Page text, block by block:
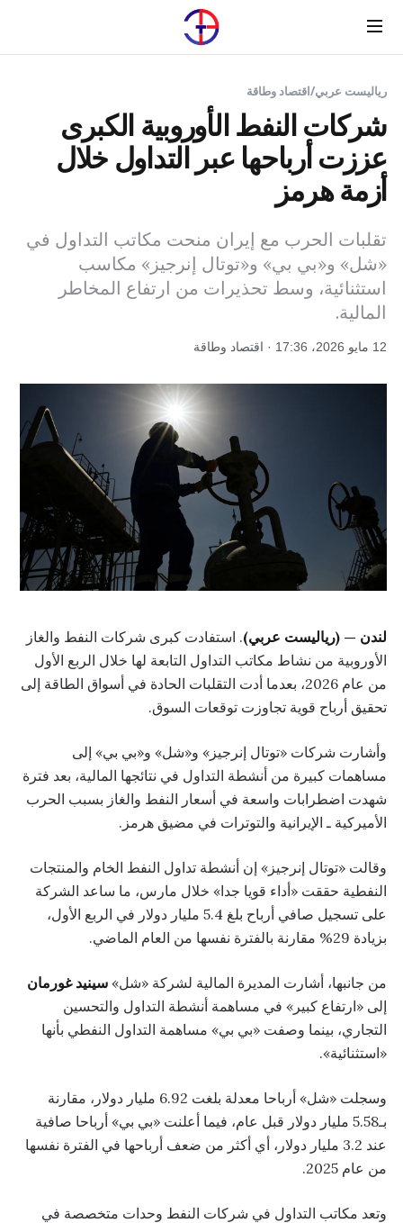
Menu
رياليست عربي/اقتصاد وطاقة
شركات النفط الأوروبية الكبرى
عززت أرباحها عبر التداول خلال
أزمة هرمز
تقلبات الحرب مع إيران منحت مكاتب التداول في
«شل» و«بي بي» و«توتال إنرجيز» مكاسب
استثنائية، وسط تحذيرات من ارتفاع المخاطر
المالية.
12 مايو 2026، 17:36 · اقتصاد وطاقة
لندن — (رياليست عربي). استفادت كبرى شركات النفط والغاز
الأوروبية من نشاط مكاتب التداول التابعة لها خلال الربع الأول
من عام 2026، بعدما أدت التقلبات الحادة في أسواق الطاقة إلى
تحقيق أرباح قوية تجاوزت توقعات السوق.
وأشارت شركات «توتال إنرجيز» و«شل» و«بي بي» إلى
مساهمات كبيرة من أنشطة التداول في نتائجها المالية، بعد فترة
شهدت اضطرابات واسعة في أسعار النفط والغاز بسبب الحرب
الأميركية ـ الإيرانية والتوترات في مضيق هرمز.
وقالت «توتال إنرجيز» إن أنشطة تداول النفط الخام والمنتجات
النفطية حققت «أداء قويا جدا» خلال مارس، ما ساعد الشركة
على تسجيل صافي أرباح بلغ 5.4 مليار دولار في الربع الأول،
بزيادة 29% مقارنة بالفترة نفسها من العام الماضي.
من جانبها، أشارت المديرة المالية لشركة «شل» سينيد غورمان
إلى «ارتفاع كبير» في مساهمة أنشطة التداول والتحسين
التجاري، بينما وصفت «بي بي» مساهمة التداول النفطي بأنها
«استثنائية».
وسجلت «شل» أرباحا معدلة بلغت 6.92 مليار دولار، مقارنة
بـ5.58 مليار دولار قبل عام، فيما أعلنت «بي بي» أرباحا صافية
عند 3.2 مليار دولار، أي أكثر من ضعف أرباحها في الفترة نفسها
من عام 2025.
وتعد مكاتب التداول في شركات النفط وحدات متخصصة في